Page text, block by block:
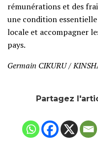
rémunérations et des
une condition
locale et accompagner
pays.
Germain CIKURU /
Partagez